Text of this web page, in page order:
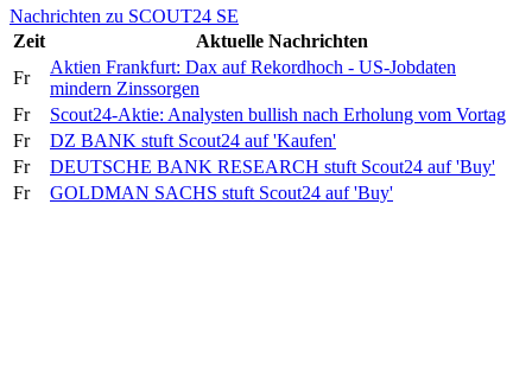
Nachrichten zu SCOUT24 SE
Zeit
Aktuelle Nachrichten
Fr
Aktien Frankfurt: Dax auf Rekordhoch - US-Jobdaten
mindern Zinssorgen
Fr
Scout24-Aktie: Analysten bullish nach Erholung vom Vortag
Fr
DZ BANK stuft Scout24 auf 'Kaufen'
Fr
DEUTSCHE BANK RESEARCH stuft Scout24 auf 'Buy'
Fr
GOLDMAN SACHS stuft Scout24 auf 'Buy'